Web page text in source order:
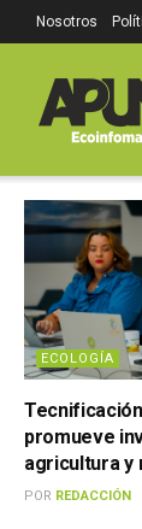
ECOLOGÍA
promueve
agricultura y
POR REDACCIÓN
Nosotros